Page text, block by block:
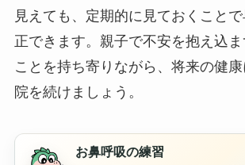
見えても、定期的に見ておくこと
正できます。親子で不安を抱え込
ことを持ち寄りながら、将来の健
院を続けましょう。
お鼻呼吸の練習